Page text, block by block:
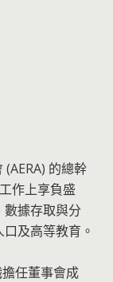
的總幹
作上享負盛
據存取與分
及高等教育。
任董事會成